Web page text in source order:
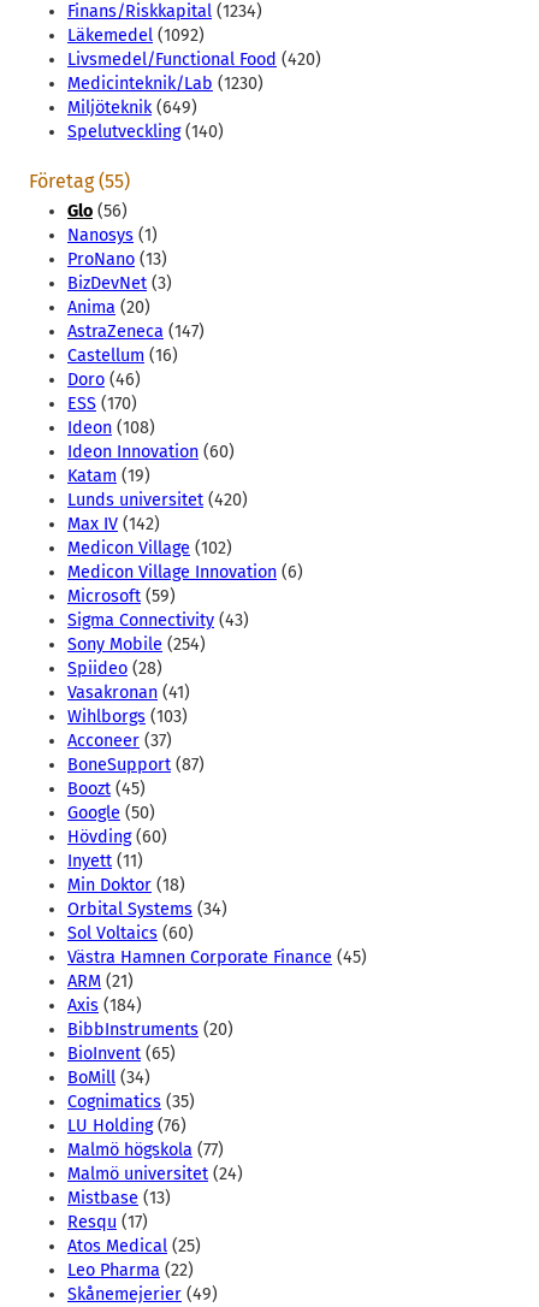
Finans/Riskkapital (1234)
Läkemedel (1092)
Livsmedel/Functional Food (420)
Medicinteknik/Lab (1230)
Miljöteknik(649)
Spelutveckling(140)
Företag (55)
Glo (56)
Nanosys (1)
ProNano (13)
BizDevNet (3)
Anima (20)
AstraZeneca (147)
Castellum (16)
Doro (46)
ESS (170)
Ideon (108)
Ideon Innovation (60)
Katam (19)
Lunds universitet (420)
Max IV (142)
Medicon Village (102)
Medicon Village Innovation (6)
Microsoft (59)
Sigma Connectivity (43)
Sony Mobile (254)
Spiideo (28)
Vasakronan (41)
Wihlborgs (103)
Acconeer (37)
BoneSupport (87)
Boozt (45)
Google (50)
Hövding(60)
Inyett (11)
Min Doktor (18)
Orbital Systems (34)
Sol Voltaics (60)
Västra Hamnen Corporate Finance (45)
ARM (21)
Axis (184)
BibbInstruments (20)
BioInvent (65)
BoMill (34)
Cognimatics (35)
LU Holding(76)
Malmö högskola (77)
Malmö universitet (24)
Mistbase (13)
Resqu (17)
Atos Medical (25)
Leo Pharma (22)
Skånemejerier (49)